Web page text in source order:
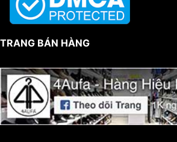
TRANG BÁN HÀNG